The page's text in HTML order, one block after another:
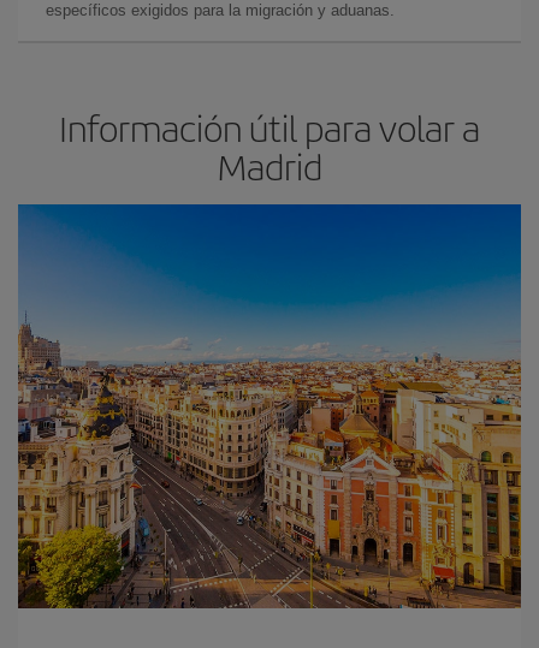
específicos exigidos para la migración y aduanas.
Información útil para volar a
Madrid